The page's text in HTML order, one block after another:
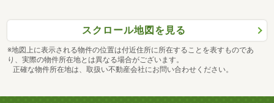
スクロール地図を見る
※地図上に表示される物件の位置は付近住所に所在することを表すものであ
り、実際の物件所在地とは異なる場合がございます。
正確な物件所在地は、取扱い不動産会社にお問い合わせください。